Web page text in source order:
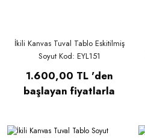
İkili Kanvas Tuval Tablo Eskitilmiş
Soyut Kod: EYL151
1.600,00 TL 'den
başlayan fiyatlarla